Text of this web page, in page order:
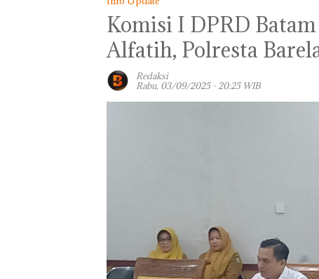
Komisi I DPRD
Alfatih, Polresta
Redaksi
Rabu, 03/09/2025 - 20:25 WIB